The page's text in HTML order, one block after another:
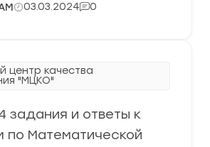
03.03.2024 0
центр качества
"МЦКО"
задания и ответы к
по Математической